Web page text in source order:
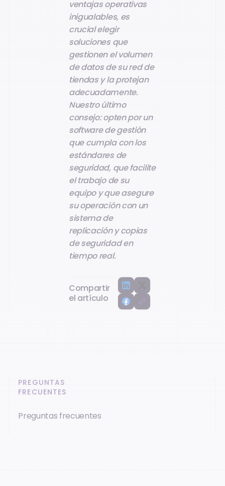
ventajas operativas
inigualables, es
crucial elegir
soluciones que
gestionen el volumen
de datos de su red de
tiendas y la protejan
adecuadamente.
Nuestro último
consejo: opten por un
software de gestión
que cumpla con los
estándares de
seguridad, que facilite
el trabajo de su
equipo y que asegure
su operación con un
sistema de
replicación y copias
de seguridad en
tiempo real.
Compartir
el artículo
PREGUNTAS
FRECUENTES
Preguntas frecuentes